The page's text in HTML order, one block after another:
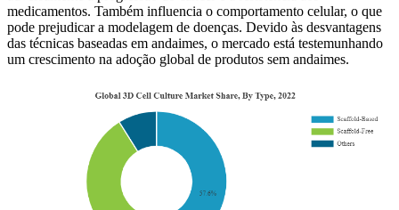
medicamentos. Também influencia o comportamento celular, o que
pode prejudicar a modelagem de doenças. Devido às desvantagens
das técnicas baseadas em andaimes, o mercado está testemunhando
um crescimento na adoção global de produtos sem andaimes.